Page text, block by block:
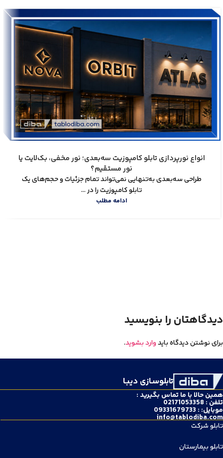
انواع نورپردازی تابلو کامپوزیت سه‌بعدی؛ نور مخفی، بک‌لایت یا
نور مستقیم؟
طراحی سه‌بعدی به‌تنهایی نمی‌تواند تمام جزئیات و حجم‌های یک
تابلو کامپوزیت را در ...
ادامه مطلب
دیدگاهتان را بنویسید
برای نوشتن دیدگاه بایدوارد بشوید.
تابلوسـازی دیبـا
همین حالا با ما تماس بگیرید :
تلفن : 02171053358
موبایل: : 09331679733
info@tablodiba.com
تابلو شرکت
تابلو بیمارستان